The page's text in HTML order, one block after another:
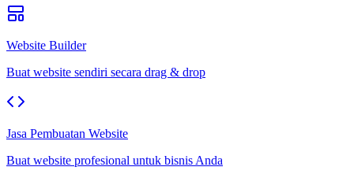
Website Builder
Buat website sendiri secara drag & drop
Jasa Pembuatan Website
Buat website profesional untuk bisnis Anda